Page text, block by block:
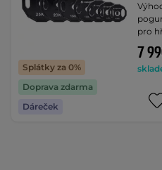
Splátky za 0%
Doprava zdarma
Dáreček
pro
7